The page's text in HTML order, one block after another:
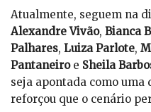
Atualmente, seguem na
Alexandre Vivão, Bianca
Palhares, Luiza Parlote,
Pantaneiroe Sheila
seja apontada como
reforçou que o cenário